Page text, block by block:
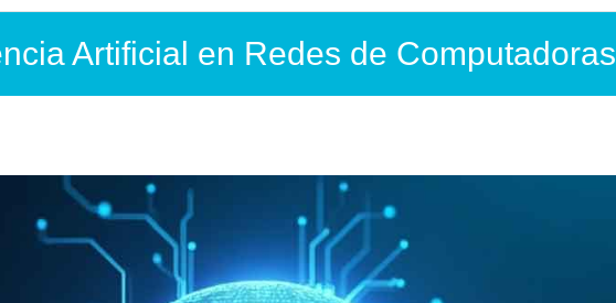
Artificial en Redes de Computadoras